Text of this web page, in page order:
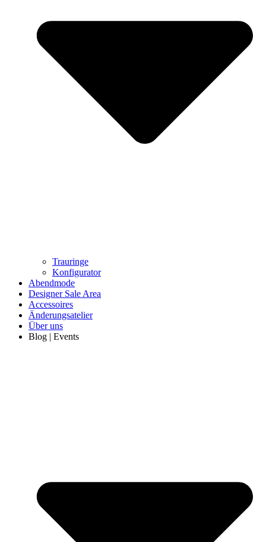
Trauringe
Konfigurator
Abendmode
Designer Sale Area
Accessoires
Änderungsatelier
Über uns
Blog | Events